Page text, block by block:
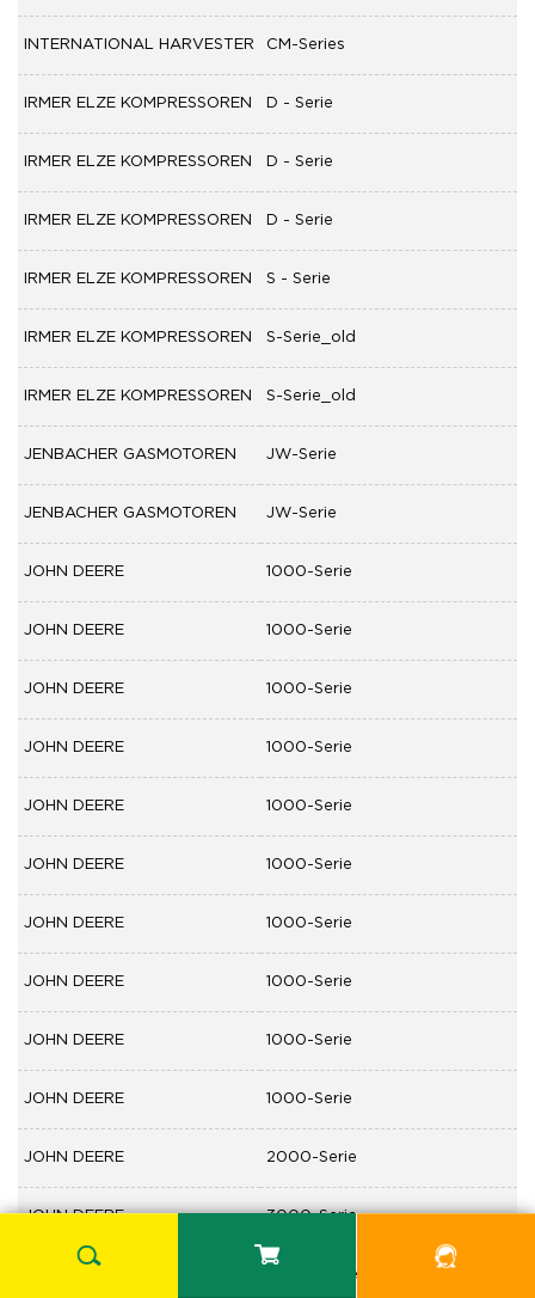
INTERNATIONAL HARVESTER CM-Series
IRMER ELZE KOMPRESSOREN D - Serie
IRMER ELZE KOMPRESSOREN D - Serie
IRMER ELZE KOMPRESSOREN D - Serie
IRMER ELZE KOMPRESSOREN S - Serie
IRMER ELZE KOMPRESSOREN S-Serie_old
IRMER ELZE KOMPRESSOREN S-Serie_old
JENBACHER GASMOTOREN JW-Serie
JENBACHER GASMOTOREN JW-Serie
JOHN DEERE 1000-Serie
JOHN DEERE 1000-Serie
JOHN DEERE 1000-Serie
JOHN DEERE 1000-Serie
JOHN DEERE 1000-Serie
JOHN DEERE 1000-Serie
JOHN DEERE 1000-Serie
JOHN DEERE 1000-Serie
JOHN DEERE 1000-Serie
JOHN DEERE 1000-Serie
JOHN DEERE 2000-Serie
JOHN DEERE 3000-Serie
4000-Serie